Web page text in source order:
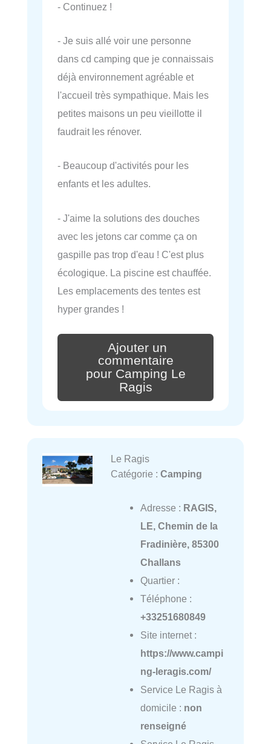
- Continuez !
- Je suis allé voir une personne
dans cd camping que je connaissais
déjà environnement agréable et
l'accueil très sympathique. Mais les
petites maisons un peu vieillotte il
faudrait les rénover.
- Beaucoup d'activités pour les
enfants et les adultes.
- J'aime la solutions des douches
avec les jetons car comme ça on
gaspille pas trop d'eau ! C'est plus
écologique. La piscine est chauffée.
Les emplacements des tentes est
hyper grandes !
Ajouter un
commentaire
pour Camping Le
Ragis
Le Ragis
Catégorie : Camping
Adresse : RAGIS,
LE, Chemin de la
Fradinière, 85300
Challans
Quartier :
Téléphone :
+33251680849
Site internet :
https://www.campi
ng-leragis.com/
Service Le Ragis à
domicile : non
renseigné